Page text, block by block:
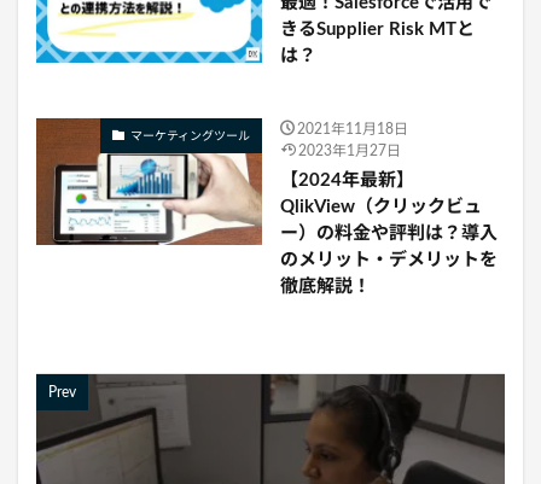
きるSupplier Risk MTと
は？
マーケティングツール
2021年11月18日
2023年1月27日
【2024年最新】
QlikView（クリックビュ
ー）の料金や評判は？導入
のメリット・デメリットを
徹底解説！
Prev